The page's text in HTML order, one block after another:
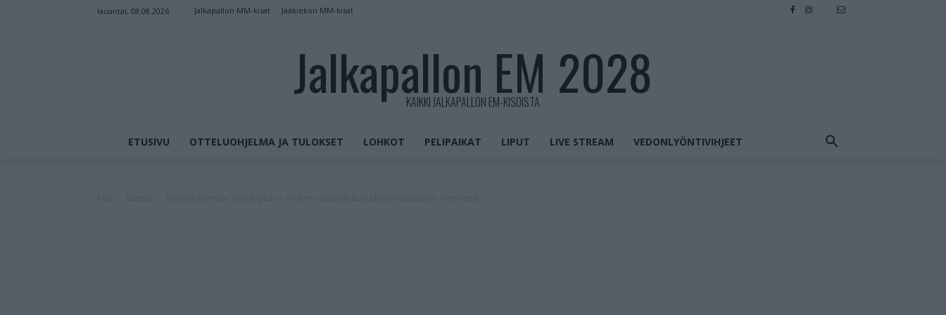
lauantai, 08.08.2026 Jalkapallon MM-kisat Jääkiekon MM-kisat
Jalkapallon EM 2028
KAIKKI JALKAPALLON EM-KISOISTA
ETUSIVU OTTELUOHJELMA JA TULOKSET LOHKOT PELIPAIKAT LIPUT LIVE STREAM VEDONLYÖNTIVIHJEET